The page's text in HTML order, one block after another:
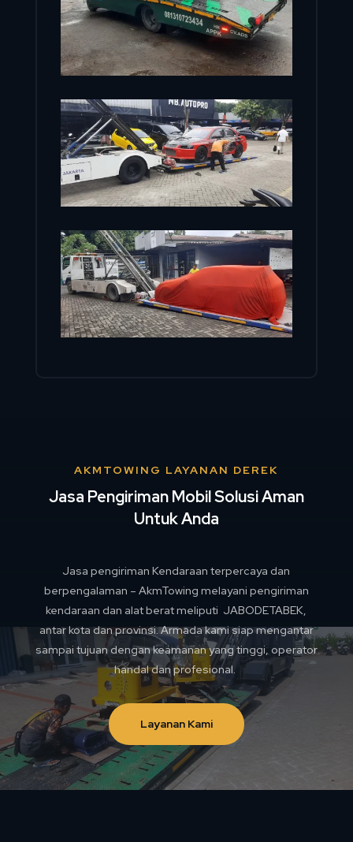
AKMTOWING LAYANAN DEREK
Jasa Pengiriman Mobil Solusi Aman
Untuk Anda
Jasa pengiriman Kendaraan terpercaya dan
berpengalaman – AkmTowing melayani pengiriman
kendaraan dan alat berat meliputi JABODETABEK,
antar kota dan provinsi. Armada kami siap mengantar
sampai tujuan dengan keamanan yang tinggi, operator
handal dan profesional.
Layanan Kami